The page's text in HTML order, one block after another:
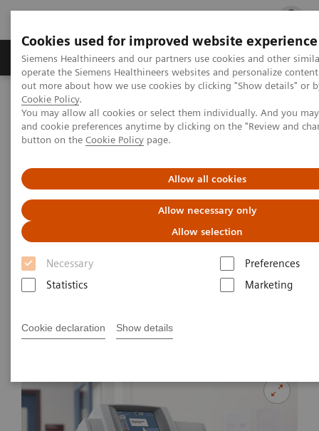
Cookies used for improved website experience
Siemens Healthineers and our partners use cookies and other
operate the Siemens Healthineers websites and personalize
out more about how we use cookies by clicking "Show details" or
Cookie Policy.
You may allow all cookies or select them individually. And you
and cookie preferences anytime by clicking on the "Review and
button on the Cookie Policy page.
Allow all cookies
Allow necessary only
Allow selection
Necessary
Preferences
Statistics
Marketing
Cookie declaration Show details
Produits & services Support & formations
Accueil Diagnostic de laboratoire
Gaz du sang
Analyseur RAPIDLab 348EX
Analyseur RAPIDLab 348EX
La gazométrie en toute simplicité avec des
coûts maîtrisés